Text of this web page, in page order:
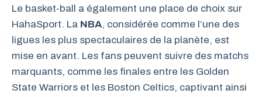
Le basket-ball a également une place de choix sur
HahaSport. La NBA, considérée comme l’une des
ligues les plus spectaculaires de la planète, est
mise en avant. Les fans peuvent suivre des matchs
marquants, comme les finales entre les Golden
State Warriors et les Boston Celtics, captivant ainsi